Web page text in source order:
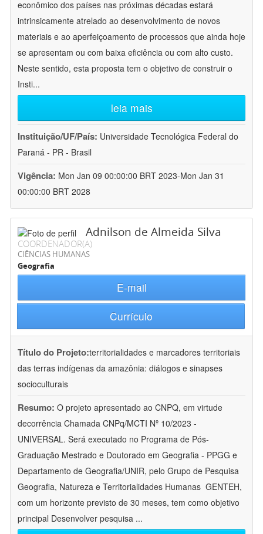
econômico dos países nas próximas décadas estará
intrinsicamente atrelado ao desenvolvimento de novos
materiais e ao aperfeiçoamento de processos que ainda hoje
se apresentam ou com baixa eficiência ou com alto custo.
Neste sentido, esta proposta tem o objetivo de construir o
Insti...
leia mais
Instituição/UF/País: Universidade Tecnológica Federal do
Paraná - PR - Brasil
Vigência: Mon Jan 09 00:00:00 BRT 2023-Mon Jan 31
00:00:00 BRT 2028
Adnilson de Almeida Silva
COORDENADOR(A)
CIÊNCIAS HUMANAS
Geografia
E-mail
Currículo
Título do Projeto:territorialidades e marcadores territoriais
das terras indígenas da amazônia: diálogos e sinapses
socioculturais
Resumo: O projeto apresentado ao CNPQ, em virtude
decorrência Chamada CNPq/MCTI Nº 10/2023 -
UNIVERSAL. Será executado no Programa de Pós-
Graduação Mestrado e Doutorado em Geografia - PPGG e
Departamento de Geografia/UNIR, pelo Grupo de Pesquisa
Geografia, Natureza e Territorialidades Humanas  GENTEH,
com um horizonte previsto de 30 meses, tem como objetivo
principal Desenvolver pesquisa ...